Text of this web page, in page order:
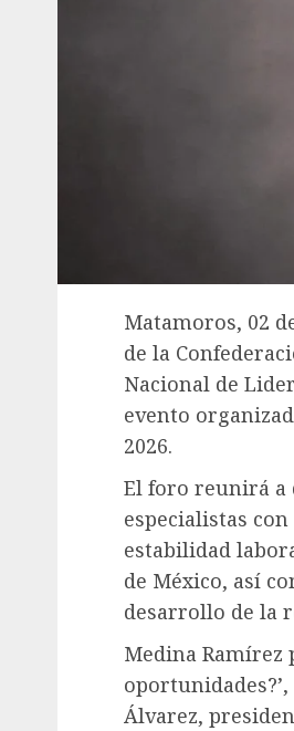
Matamoros, 02
de la
Nacional de
evento
2026.
El foro reunirá a
especialistas
estabilidad
de México, así
desarrollo de la
Medina Ramírez
Álvarez,